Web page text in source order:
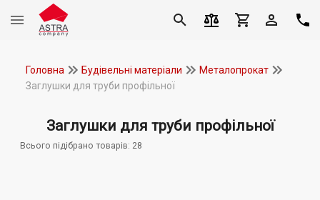
Головна Будівельні матеріали
Металопрокат
Заглушки для труби профільної
Заглушки для труби профільної
Всього підібрано товарів: 28